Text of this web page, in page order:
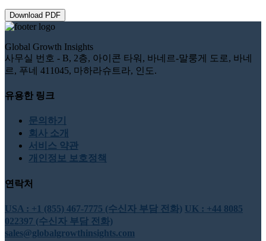
Download PDF
Global Growth Insights
사무실 번호 - B, 2층, 아이콘 타워, 바네르-말룽게 도로, 바네
르, 푸네 411045, 마하라슈트라, 인도.
유용한 링크
문의하기
회사 소개
서비스 약관
개인정보 보호정책
연락처
USA : +1 (855) 467-7775 (수신자 부담 전화) UK : +44 8085
022397 (수신자 부담 전화)
sales@globalgrowthinsights.com